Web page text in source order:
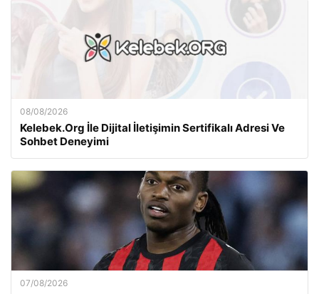
08/08/2026
Kelebek.Org İle Dijital İletişimin Sertifikalı Adresi Ve
Sohbet Deneyimi
07/08/2026